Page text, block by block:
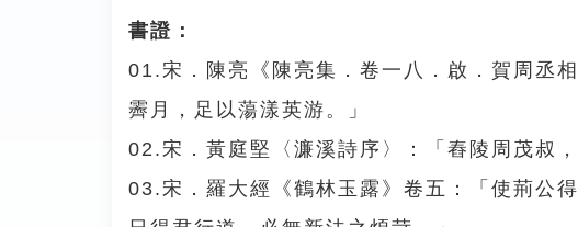
書證：
01.宋．陳亮《陳亮集．卷一八．啟．賀周丞
霽月，足以蕩漾英游。」
02.宋．黃庭堅〈濂溪詩序〉：「舂陵周茂叔
03.宋．羅大經《鶴林玉露》卷五：「使荊公